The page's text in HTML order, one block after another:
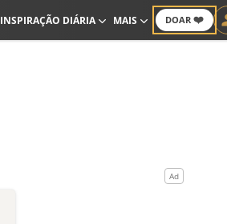
DOAR ❤️
INSPIRAÇÃO DIÁRIA MAIS